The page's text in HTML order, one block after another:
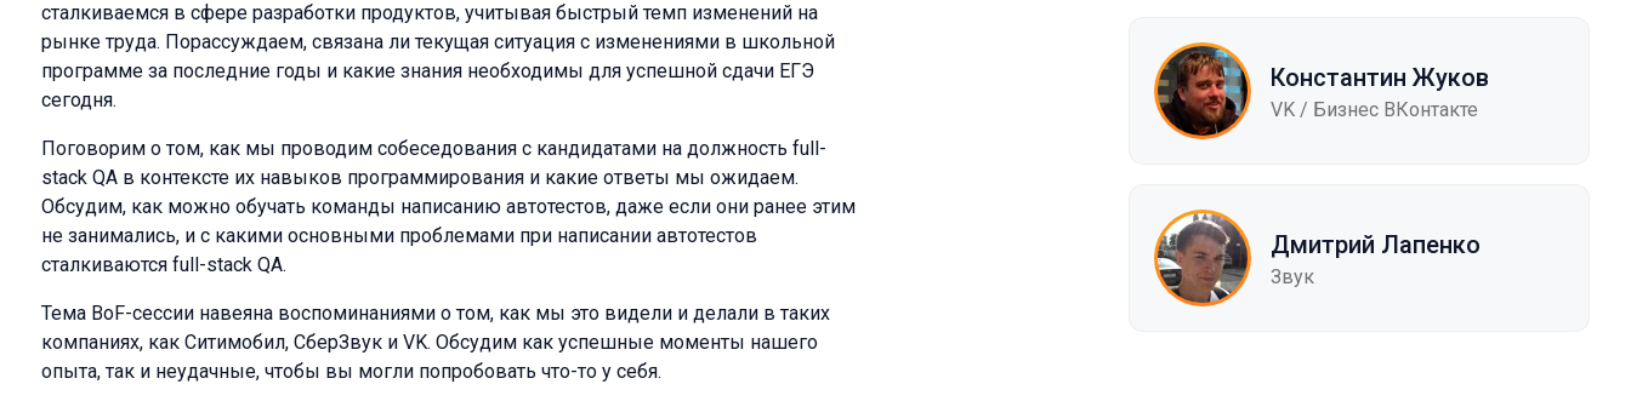
сталкиваемся в сфере разработки продуктов, учитывая быстрый темп изменений на
рынке труда. Порассуждаем, связана ли текущая ситуация с изменениями в школьной
программе за последние годы и какие знания необходимы для успешной сдачи ЕГЭ
сегодня.
Поговорим о том, как мы проводим собеседования с кандидатами на должность full-
stack QA в контексте их навыков программирования и какие ответы мы ожидаем.
Обсудим, как можно обучать команды написанию автотестов, даже если они ранее этим
не занимались, и с какими основными проблемами при написании автотестов
сталкиваются full-stack QA.
Тема BoF-сессии навеяна воспоминаниями о том, как мы это видели и делали в таких
компаниях, как Ситимобил, СберЗвук и VK. Обсудим как успешные моменты нашего
опыта, так и неудачные, чтобы вы могли попробовать что-то у себя.
Константин Жуков
VK / Бизнес ВКонтакте
Дмитрий Лапенко
Звук